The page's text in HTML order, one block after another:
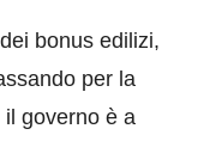
bonus edilizi,
per la
governo è a